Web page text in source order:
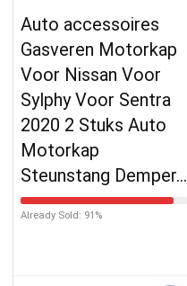
Auto accessoires
Gasveren Motorkap
Voor Nissan Voor
Sylphy Voor Sentra
2020 2 Stuks Auto
Motorkap
Steunstang Demper…
Already Sold: 91%